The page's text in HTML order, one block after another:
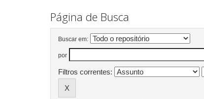
Página de Busca
Buscar em:
por
Filtros correntes: